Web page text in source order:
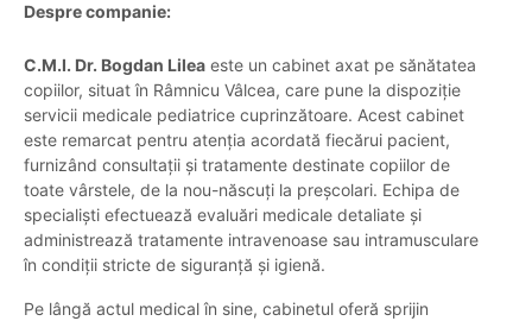
Despre companie:
C.M.I. Dr. Bogdan Lilea este un cabinet axat pe sănătatea
copiilor, situat în Râmnicu Vâlcea, care pune la dispoziție
servicii medicale pediatrice cuprinzătoare. Acest cabinet
este remarcat pentru atenția acordată fiecărui pacient,
furnizând consultații și tratamente destinate copiilor de
toate vârstele, de la nou-născuți la preșcolari. Echipa de
specialiști efectuează evaluări medicale detaliate și
administrează tratamente intravenoase sau intramusculare
în condiții stricte de siguranță și igienă.
Pe lângă actul medical în sine, cabinetul oferă sprijin